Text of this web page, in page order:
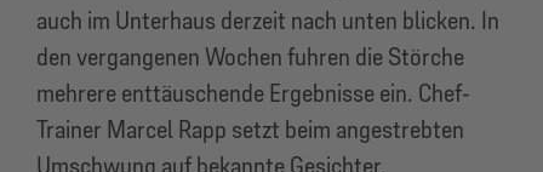
auch im Unterhaus derzeit nach unten blicken. In
den vergangenen Wochen fuhren die Störche
mehrere enttäuschende Ergebnisse ein. Chef-
Trainer Marcel Rapp setzt beim angestrebten
Umschwung auf bekannte Gesichter.